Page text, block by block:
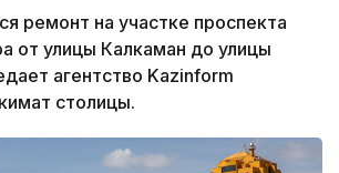
ремонт на участке проспекта
от улицы Калкаман до улицы
агентство Kazinform
столицы.